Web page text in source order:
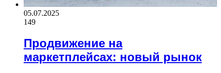
05.07.2025
149
Продвижение на
маркетплейсах: новый рынок